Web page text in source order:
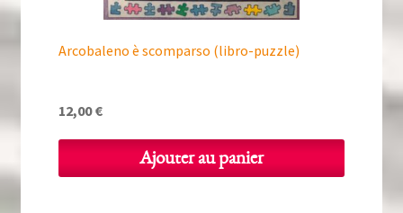
Arcobaleno è scomparso (libro-puzzle)
12,00€
Ajouter au panier